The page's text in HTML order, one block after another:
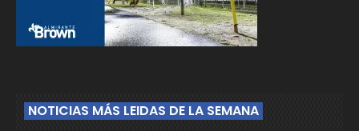
NOTICIAS MÁS LEIDAS DE LA SEMANA